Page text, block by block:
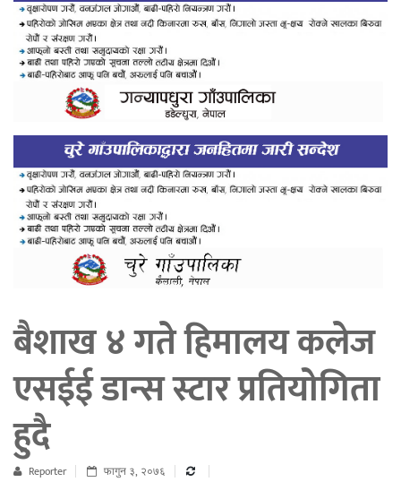
बैशाख ४ गते हिमालय कलेज
एसईई डान्स स्टार प्रतियोगिता
हुदै
Reporter फागुन ३, २०७६